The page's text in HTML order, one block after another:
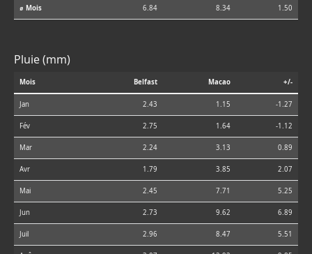
⌀ Mois 6.84 8.34 1.50
Pluie (mm)
Mois Belfast Macao +/-
Jan 2.43 1.15 -1.27
Fév 2.75 1.64 -1.12
Mar 2.24 3.13 0.89
Avr 1.79 3.85 2.07
Mai 2.45 7.71 5.25
Jun 2.73 9.62 6.89
Juil 2.96 8.47 5.51